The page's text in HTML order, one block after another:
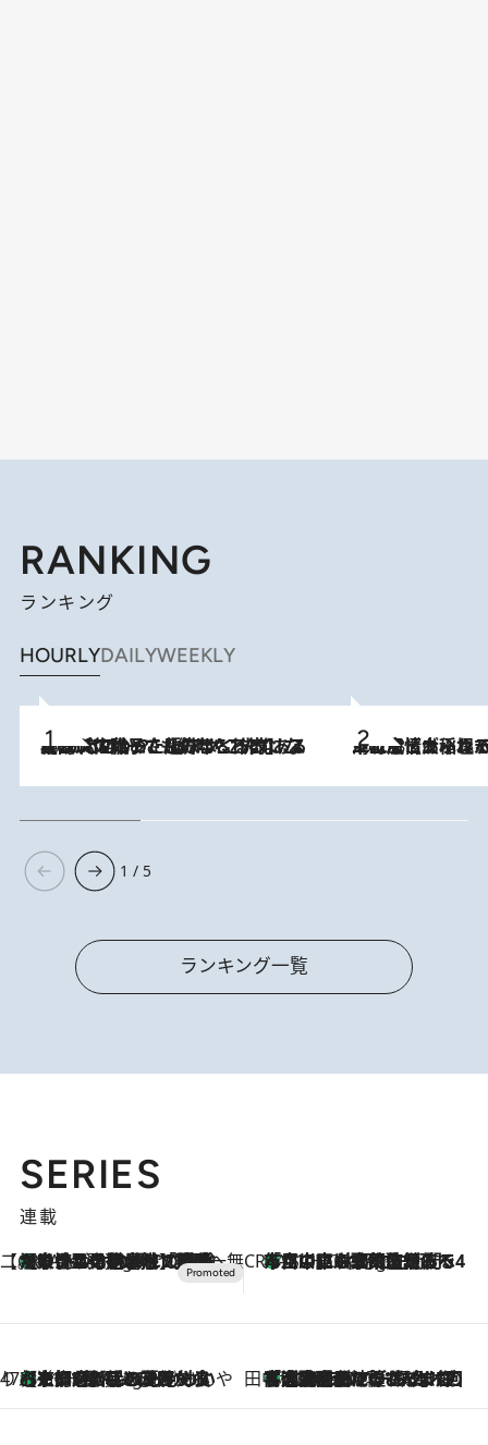
RANKING
ランキング
HOURLYDAILYWEEKLY
2026.8.5
【阿川佐和子さんの年とる力】なぜ70代で始めた趣味は“こんなに楽しい”のか？ ピアノ、俳句…スランプに陥っても続けられる“ある秘訣”とは 2026.8.5
下町風情あふれる台北屈指の人気エリア・大稲埕でセンスのいい台湾土産《ヴ
1 / 5
ランキング一覧
SERIES
連載
【CREA×星野リゾート】唯一無二。癒しと発見が待つ場所へ
9 Hours Ago
【トンボの足水浴】ヒノキの香りに包まれて涼感マックス！約13℃の湧水かけ流しを避暑地「星野温泉 トンボの湯」で体験 CREA'S CHOICE
11 Hours Ago
「立川にも歌舞伎があるんだよ」 片岡仁左衛門・市川中車ら豪華座組みで4年目の立川立飛歌舞伎へ
47都道府県の手みやげ ひんやりスイーツで夏を満喫
11 Hours Ago
【京都府】この夏絶対食べたい 冷やしておいしいおやつ3選 ひと口目から心を掴む新緑のテリーヌ 田中稲の勝手に再ブーム
2026.8.7
「湘南乃風に憧れて」観客大盛上がりの“タオル回し”に、ラッパー顔負けの高速歌唱まで…さだまさし（74）のアグレッシブすぎる現在地